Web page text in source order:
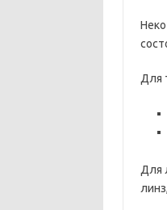
Для
Для